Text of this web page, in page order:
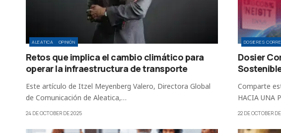
ALEATICA OPINIÓN
Retos que implica el cambio climático para
operar la infraestructura de transporte
Este artículo de Itzel Meyenberg Valero, Directora Global
de Comunicación de Aleatica,…
24 DE OCTOBER DE 2025
DOSIERES
Dosier
Comparte
HACIA UNA
22 DE OCTOBER